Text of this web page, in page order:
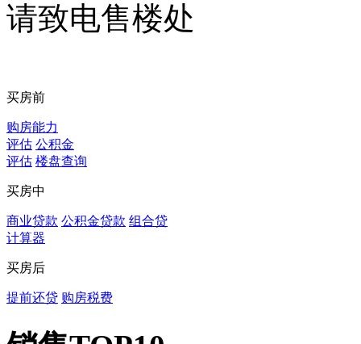
请致电售楼处
买房前
购房能力
评估 公积金
评估 楼盘查询
买房中
商业贷款 公积金贷款 组合贷
计算器
买房后
提前还贷 购房税费